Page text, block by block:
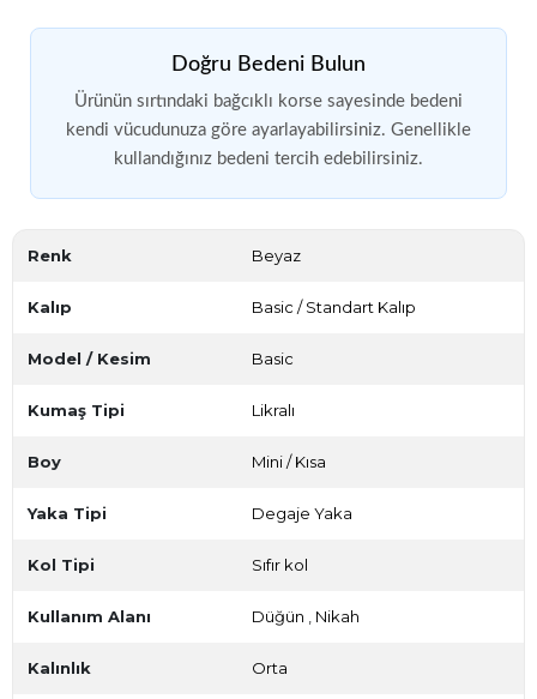
Doğru Bedeni Bulun
Ürünün sırtındaki bağcıklı korse sayesinde bedeni
kendi vücudunuza göre ayarlayabilirsiniz. Genellikle
kullandığınız bedeni tercih edebilirsiniz.
Renk Beyaz
Kalıp Basic / Standart Kalıp
Model / Kesim Basic
Kumaş Tipi Likralı
Boy Mini / Kısa
Yaka Tipi Degaje Yaka
Kol Tipi Sıfır kol
Kullanım Alanı Düğün Nikah
Kalınlık Orta